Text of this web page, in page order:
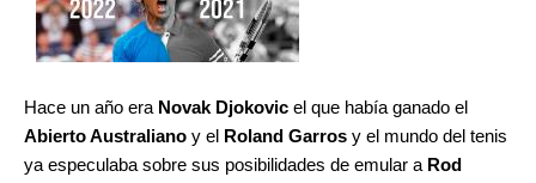
Hace un año era Novak Djokovic el que había ganado el
Abierto Australiano y el Roland Garros y el mundo del tenis
ya especulaba sobre sus posibilidades de emular a Rod